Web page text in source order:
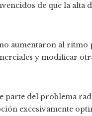
de que la alta
aumentaron al
y modificar
parte del problema
excesivamente